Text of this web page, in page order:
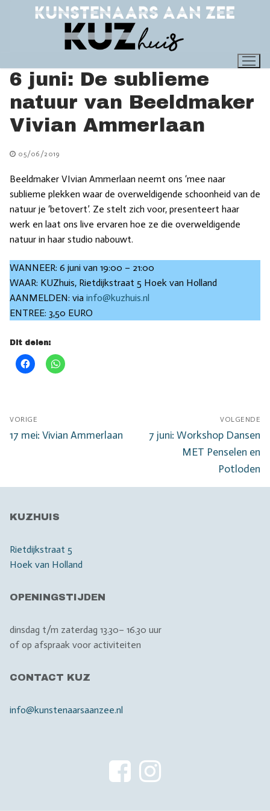
6 juni: De sublieme
natuur van Beeldmaker
Vivian Ammerlaan
05/06/2019
Beeldmaker VIvian Ammerlaan neemt ons ‘mee naar
sublieme plekken waar de overweldigende schoonheid van de
natuur je ‘betovert’. Ze stelt zich voor, presenteert haar
werk en laat ons live ervaren hoe ze die overweldigende
natuur in haar studio nabouwt.
WANNEER: 6 juni van 19:00 – 21:00
WAAR: KUZhuis, Rietdijkstraat 5 Hoek van Holland
AANMELDEN: via info@kuzhuis.nl
ENTREE: 3,50 EURO
Dit delen:
Bericht
navigatie
VORIGE
Vorig
17 mei: Vivian Ammerlaan
VOLGENDE
Volgend
7 juni: Workshop Dansen
MET Penselen en
Potloden
KUZHUIS
Rietdijkstraat 5
Hoek van Holland
OPENINGSTIJDEN
dinsdag t/m zaterdag 13.30– 16.30 uur
of op afspraak voor activiteiten
CONTACT KUZ
info@kunstenaarsaanzee.nl